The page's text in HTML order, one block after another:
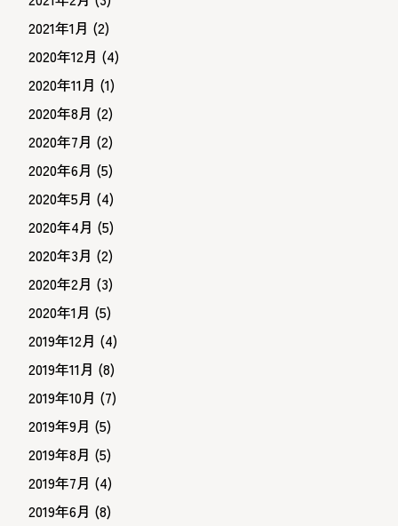
2021年1月 (2)
2020年12月 (4)
2020年11月 (1)
2020年8月 (2)
2020年7月 (2)
2020年6月 (5)
2020年5月 (4)
2020年4月 (5)
2020年3月 (2)
2020年2月 (3)
2020年1月 (5)
2019年12月 (4)
2019年11月 (8)
2019年10月 (7)
2019年9月 (5)
2019年8月 (5)
2019年7月 (4)
2019年6月 (8)